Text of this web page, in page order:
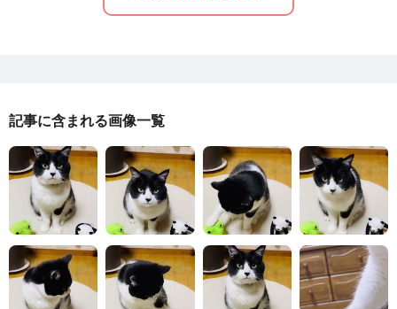
記事に含まれる画像一覧